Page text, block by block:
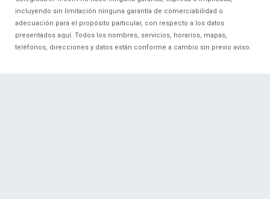
incluyendo sin limitación ninguna garantía de comerciabilidad o
adecuación para el propósito particular, con respecto a los datos
presentados aquí. Todos los nombres, servicios, horarios, mapas,
teléfonos, direcciones y datos están conforme a cambio sin previo aviso.